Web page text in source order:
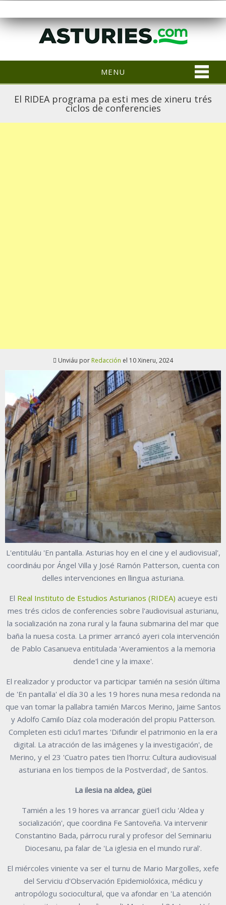
MENU
El RIDEA programa pa esti mes de xineru trés
ciclos de conferencies
Unviáu por Redacción el 10 Xineru, 2024
L'entituláu 'En pantalla. Asturias hoy en el cine y el audiovisual',
coordináu por Ángel Villa y José Ramón Patterson, cuenta con
delles intervenciones en llingua asturiana.
El Real Instituto de Estudios Asturianos (RIDEA) acueye esti
mes trés ciclos de conferencies sobre l'audiovisual asturianu,
la socialización na zona rural y la fauna submarina del mar que
baña la nuesa costa. La primer arrancó ayeri cola intervención
de Pablo Casanueva entitulada 'Averamientos a la memoria
dende'l cine y la imaxe'.
El realizador y productor va participar tamién na sesión última
de 'En pantalla' el día 30 a les 19 hores nuna mesa redonda na
que van tomar la pallabra tamién Marcos Merino, Jaime Santos
y Adolfo Camilo Díaz cola moderación del propiu Patterson.
Completen esti ciclu'l martes 'Difundir el patrimonio en la era
digital. La atracción de las imágenes y la investigación', de
Merino, y el 23 'Cuatro pates tien l'horru: Cultura audiovisual
asturiana en los tiempos de la Postverdad', de Santos.
La ilesia na aldea, güei
Tamién a les 19 hores va arrancar güei'l ciclu 'Aldea y
socialización', que coordina Fe Santoveña. Va intervenir
Constantino Bada, párrocu rural y profesor del Seminariu
Diocesanu, pa falar de 'La iglesia en el mundo rural'.
El miércoles viniente va ser el turnu de Mario Margolles, xefe
del Serviciu d'Observación Epidemiolóxica, médicu y
antropólogu sociocultural, que va afondar en 'La atención